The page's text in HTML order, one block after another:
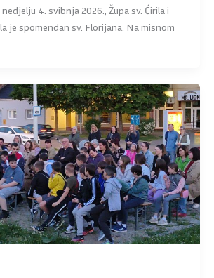
4. svibnja 2026., Župa sv. Ćirila i
je spomendan sv. Florijana. Na misnom